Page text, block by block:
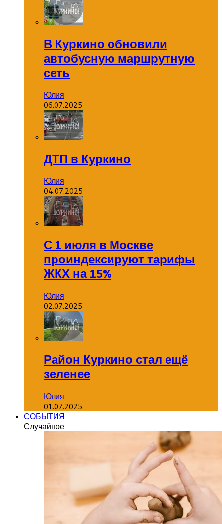
В Куркино обновили
автобусную маршрутную
сеть
Юлия
06.07.2025
ДТП в Куркино
Юлия
04.07.2025
С 1 июля в Москве
проиндексируют тарифы
ЖКХ на 15%
Юлия
02.07.2025
Район Куркино стал ещё
зеленее
Юлия
01.07.2025
СОБЫТИЯ
Случайное